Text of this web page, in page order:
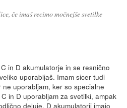
če imaš recimo močnejše svetilke
in D akumulatorje in se resnično
uporabljaš. Imam sicer tudi
uporabljam, ker so specialne
in D uporabljam za svetilki, ampak
deluje, D akumulatorji imajo